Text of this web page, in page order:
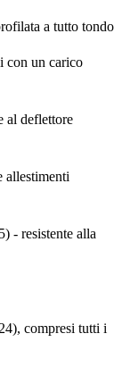
a tutto tondo
con un carico
al deflettore
allestimenti
- resistente alla
compresi tutti i